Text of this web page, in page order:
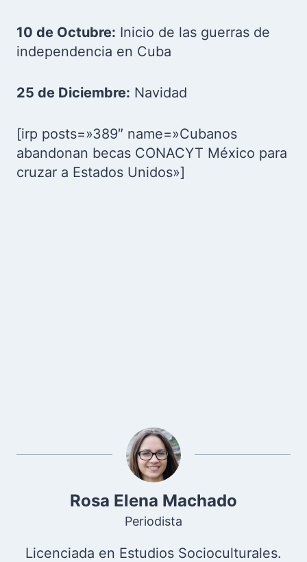
10 de Octubre: Inicio de las guerras de
independencia en Cuba
25 de Diciembre: Navidad
[irp posts=»389″ name=»Cubanos
abandonan becas CONACYT México para
cruzar a Estados Unidos»]
Rosa Elena Machado
Periodista
Licenciada en Estudios Socioculturales.